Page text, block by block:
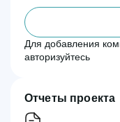
Для добавления
авторизуйтесь
Отчеты проекта